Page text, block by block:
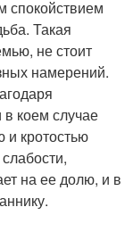
спокойствием
Такая
не стоит
намерений.
коем случае
и кротостью
на ее долю, и в